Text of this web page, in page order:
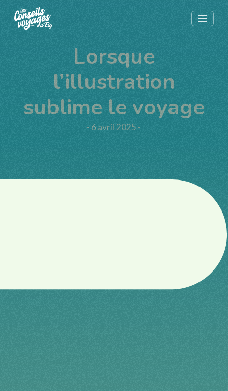
Lorsque
l’illustration
sublime le voyage
- 6 avril 2025 -